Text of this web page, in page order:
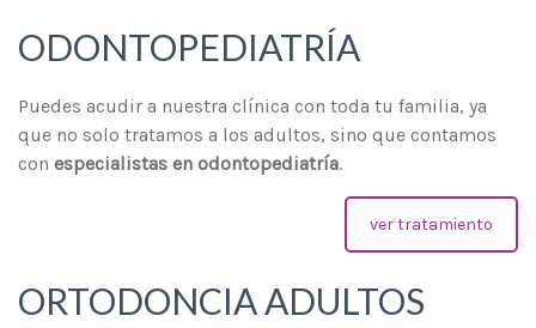
ODONTOPEDIATRÍA
Puedes acudir a nuestra clínica con toda tu familia, ya
que no solo tratamos a los adultos, sino que contamos
con
especialistas en odontopediatría
ver tratamiento
ORTODONCIA ADULTOS